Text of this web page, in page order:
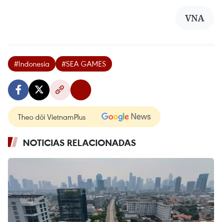
VNA
#Indonesia #SEA GAMES
Theo dõi VietnamPlus
NOTICIAS RELACIONADAS